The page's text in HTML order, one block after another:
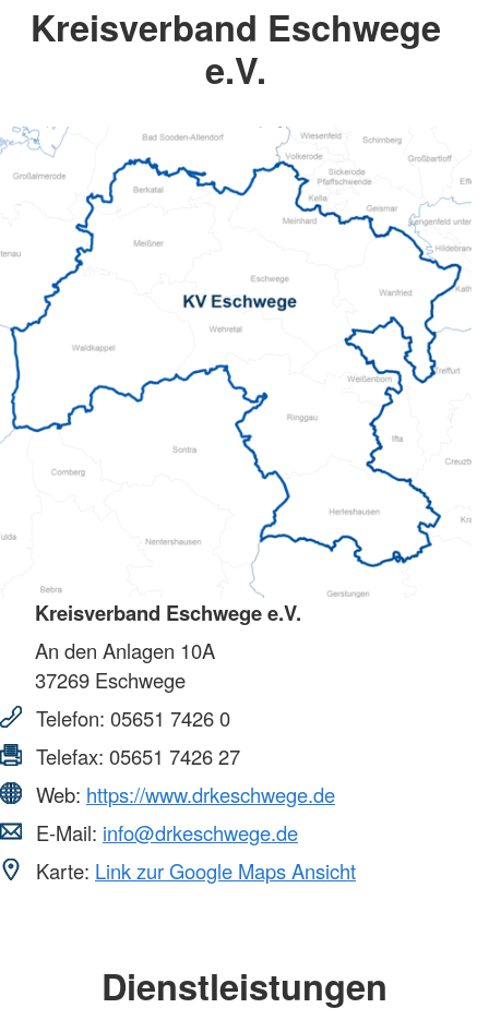
Kreisverband Eschwege
e.V.
Kreisverband Eschwege e.V.
An den Anlagen 10A
37269 Eschwege
Telefon: 05651 7426 0
Telefax: 05651 7426 27
Web: https://www.drkeschwege.de
E-Mail: info@drkeschwege.de
Karte: Link zur Google Maps Ansicht
Dienstleistungen